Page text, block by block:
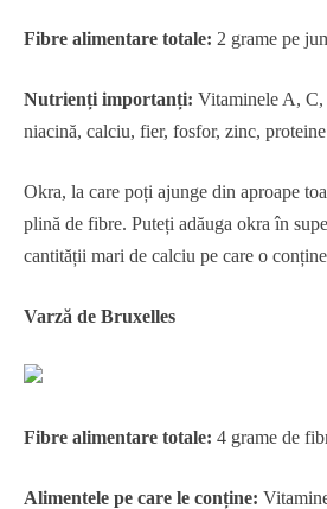
Fibre alimentare totale: 2 grame pe
Nutrienți importanți: Vitaminele A,
niacină, calciu, fier, fosfor, zinc, proteine
Okra, la care poți ajunge din aproape
plină de fibre. Puteți adăuga okra în
cantității mari de calciu pe care o
Varză de Bruxelles
Fibre alimentare totale: 4 grame de
Alimentele pe care le conține: